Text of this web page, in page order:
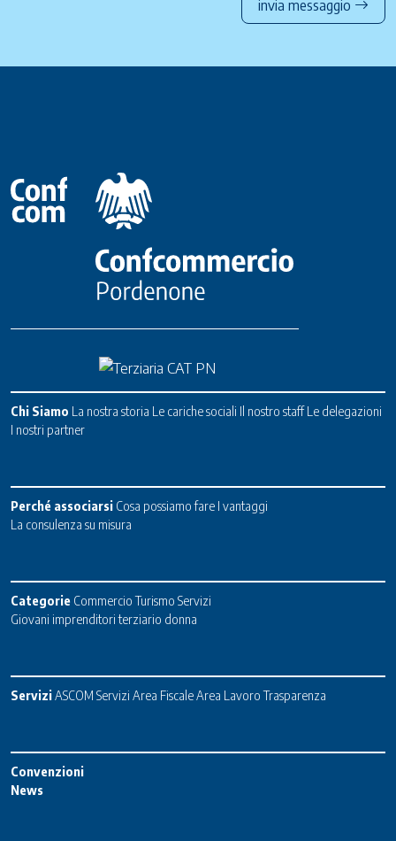
invia messaggio
Chi Siamo La nostra storia Le cariche sociali Il nostro staff Le delegazioni
I nostri partner
Perché associarsi Cosa possiamo fare I vantaggi
La consulenza su misura
Categorie Commercio Turismo Servizi
Giovani imprenditori terziario donna
ServiziASCOM Servizi Area FiscaleArea Lavoro Trasparenza
Convenzioni
News